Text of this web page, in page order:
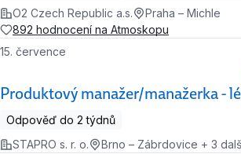
O2 Czech Republic a.s.
Praha – Michle
892 hodnocení na Atmoskopu
Produktový manažer/manažerka -
15. července
Odpověď do 2 týdnů
STAPRO s. r. o.
Brno – Zábrdovice + 3